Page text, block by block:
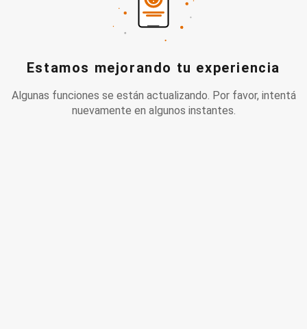
Estamos mejorando tu experiencia
Algunas funciones se están actualizando. Por favor, intentá
nuevamente en algunos instantes.